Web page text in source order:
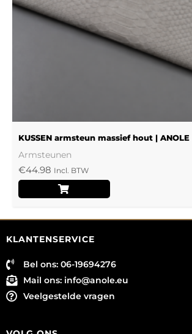
KUSSEN armsteun massief hout | ANOLE
Armsteunen
€44.98 Incl. BTW
gekozen
worden
KLANTENSERVICE
Bel ons: 06-19694276
Mail ons: info@anole.eu
Veelgestelde vragen